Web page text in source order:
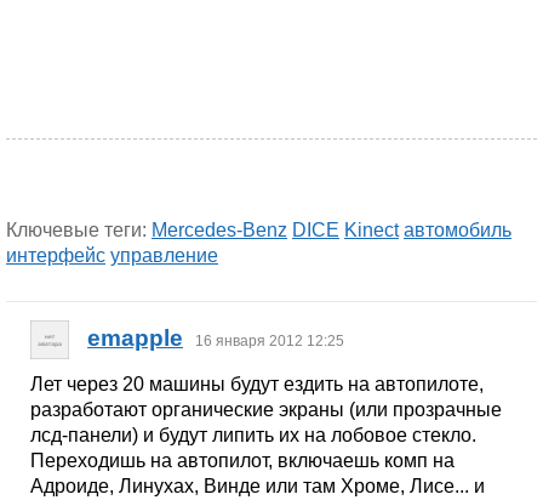
Ключевые теги: Mercedes-Benz DICE Kinect автомобиль
интерфейс управление
emapple 16 января 2012 12:25
Лет через 20 машины будут ездить на автопилоте,
разработают органические экраны (или прозрачные
лсд-панели) и будут липить их на лобовое стекло.
Переходишь на автопилот, включаешь комп на
Адроиде, Линухах, Винде или там Хроме, Лисе... и